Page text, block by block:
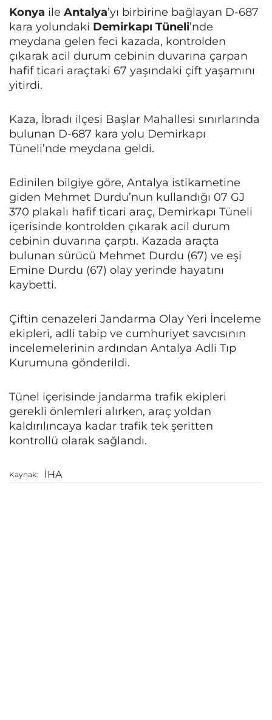
Konya ile Antalya’yı birbirine bağlayan D-687
kara yolundaki Demirkapı Tüneli’nde
meydana gelen feci kazada, kontrolden
çıkarak acil durum cebinin duvarına çarpan
hafif ticari araçtaki 67 yaşındaki çift yaşamını
yitirdi.
Kaza, İbradı ilçesi Başlar Mahallesi sınırlarında
bulunan D-687 kara yolu Demirkapı
Tüneli’nde meydana geldi.
Edinilen bilgiye göre, Antalya istikametine
giden Mehmet Durdu’nun kullandığı 07 GJ
370 plakalı hafif ticari araç, Demirkapı Tüneli
içerisinde kontrolden çıkarak acil durum
cebinin duvarına çarptı. Kazada araçta
bulunan sürücü Mehmet Durdu (67) ve eşi
Emine Durdu (67) olay yerinde hayatını
kaybetti.
Çiftin cenazeleri Jandarma Olay Yeri İnceleme
ekipleri, adli tabip ve cumhuriyet savcısının
incelemelerinin ardından Antalya Adli Tıp
Kurumuna gönderildi.
Tünel içerisinde jandarma trafik ekipleri
gerekli önlemleri alırken, araç yoldan
kaldırılıncaya kadar trafik tek şeritten
kontrollü olarak sağlandı.
Kaynak: İHA